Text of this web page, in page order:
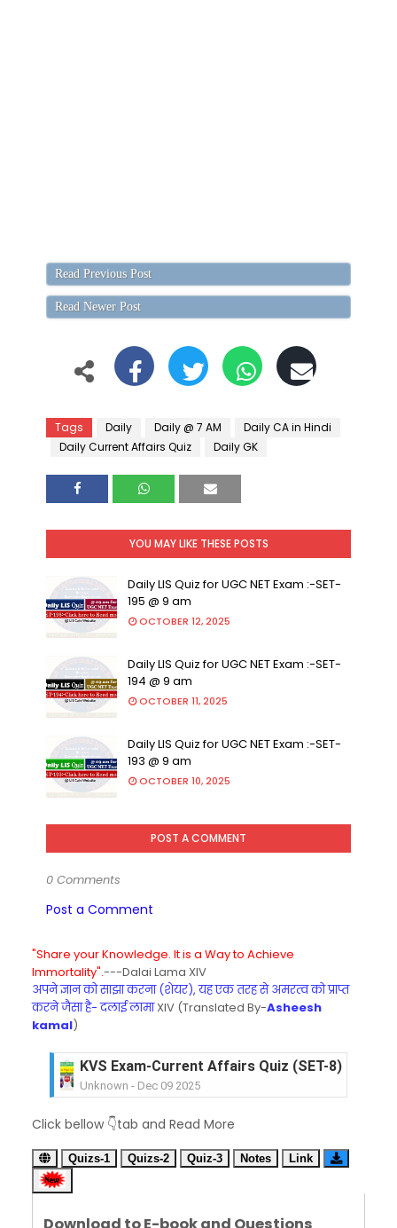
Read Previous Post
Read Newer Post
Tags Daily Daily @ 7 AM
Daily CA in Hindi
Daily Current Affairs Quiz
Daily GK
YOU MAY LIKE THESE POSTS
Daily LIS Quiz for UGC NET Exam :-SET-
195 @ 9 am
OCTOBER 12, 2025
Daily LIS Quiz for UGC NET Exam :-SET-
194 @ 9 am
OCTOBER 11, 2025
Daily LIS Quiz for UGC NET Exam :-SET-
193 @ 9 am
OCTOBER 10, 2025
POST A COMMENT
0 Comments
Post a Comment
"Share your Knowledge. It is a Way to Achieve
Immortality".---Dalai Lama XIV
अपने ज्ञान को साझा करना (शेयर), यह एक तरह से अमरत्व को प्राप्त
करने जैसा है- दलाई लामाXIV (Translated By-Asheesh
kamal)
KVS Exam-Current Affairs Quiz (SET-8) in
Unknown - Dec 09 2025
Unknown- Dec 08 2025
KVS Exam-Current Affairs Quiz (SET-6) in
Unknown-Dec 07 2025
Click bellow 👇tab and Read More
Quizs-1 Quizs-2 Quiz-3 Notes Link
Download to E-book and Questions